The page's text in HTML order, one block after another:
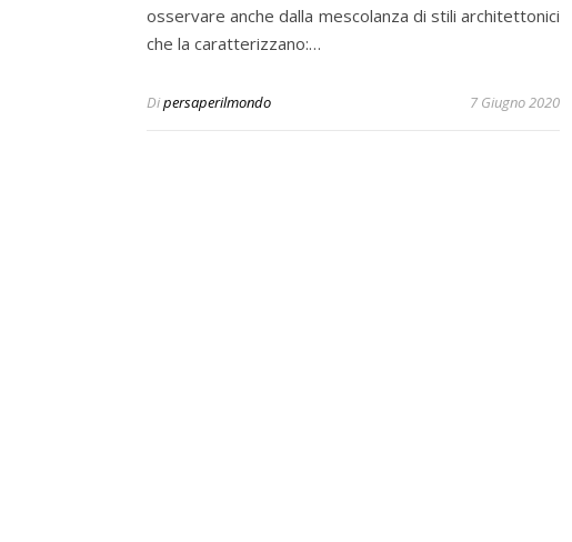
osservare anche dalla mescolanza di stili architettonici
che la caratterizzano:…
Dipersaperilmondo 7 Giugno 2020